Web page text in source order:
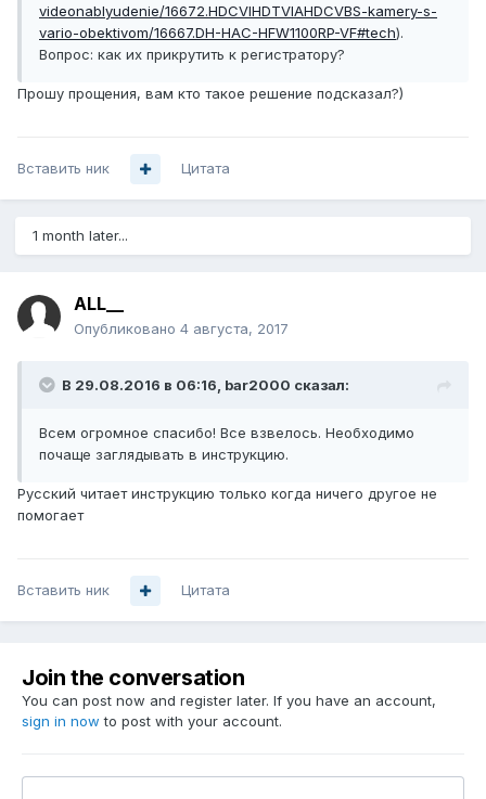
videonablyudenie/16672.HDCVIHDTVIAHDCVBS-kamery-s-
vario-obektivom/16667.DH-HAC-HFW1100RP-VF#tech).
Вопрос: как их прикрутить к регистратору?
Прошу прощения, вам кто такое решение подсказал?)
Вставить ник Цитата
1 month later...
ALL__
Опубликовано 4 августа, 2017
В 29.08.2016 в 06:16, bar2000 сказал:
Всем огромное спасибо! Все взвелось. Необходимо
почаще заглядывать в инструкцию.
Русский читает инструкцию только когда ничего другое не
помогает
Вставить ник Цитата
Join the conversation
You can post now and register later. If you have an account,
sign in now to post with your account.